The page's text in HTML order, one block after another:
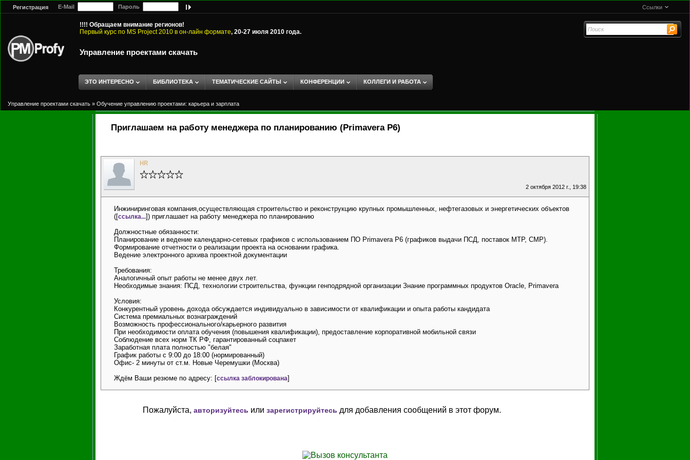
Регистрация E-Mail Пароль Ссылки
!!!! Обращаем внимание регионов!
Первый курс по MS Project 2010 в он-лайн формате, 20-27 июля 2010 года.
Управление проектами скачать
ЭТО ИНТЕРЕСНО БИБЛИОТЕКА ТЕМАТИЧЕСКИЕ САЙТЫ КОНФЕРЕНЦИИ КОЛЛЕГИ И РАБОТА
Управление проектами скачать » Обучение управлению проектами: карьера и зарплата
Приглашаем на работу менеджера по планированию (Primavera P6)
HR
2 октября 2012 г., 19:38
Инжиниринговая компания,осуществляющая строительство и реконструкцию крупных промышленных, нефтегазовых и энергетических объектов
([ссылка...]) приглашает на работу менеджера по планированию
Должностные обязанности:
Планирование и ведение календарно-сетевых графиков с использованием ПО Primavera P6 (графиков выдачи ПСД, поставок МТР, СМР).
Формирование отчетности о реализации проекта на основании графика.
Ведение электронного архива проектной документации
Требования:
Аналогичный опыт работы не менее двух лет.
Необходимые знания: ПСД, технологии строительства, функции генподрядной организации Знание программных продуктов Oracle, Primavera
Условия:
Конкурентный уровень дохода обсуждается индивидуально в зависимости от квалификации и опыта работы кандидата
Система премиальных вознаграждений
Возможность профессионального/карьерного развития
При необходимости оплата обучения (повышения квалификации), предоставление корпоративной мобильной связи
Соблюдение всех норм ТК РФ, гарантированный соцпакет
Заработная плата полностью "белая"
График работы с 9:00 до 18:00 (нормированный)
Офис- 2 минуты от ст.м. Новые Черемушки (Москва)
Ждём Ваши резюме по адресу: [ссылка заблокирована]
Пожалуйста, авторизуйтесь или зарегистрируйтесь для добавления сообщений в этот форум.